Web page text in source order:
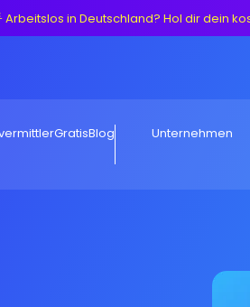
Arbeitslos in Deutschland? Hol dir dein
GratisBlog Unternehmen